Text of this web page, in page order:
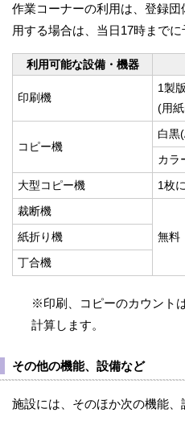
作業コーナーの利用は、登録団
用する場合は、当日17時までに
利用可能な設備・機器
印刷機
1製
(用
コピー機
白黒
カラ
大型コピー機
1枚
裁断機
無料
紙折り機
丁合機
※印刷、コピーのカウント
計算します。
その他の機能、設備など
施設には、そのほか次の機能、